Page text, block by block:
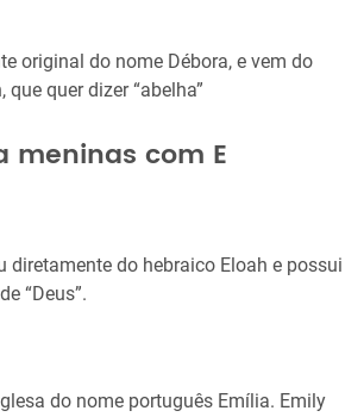
original do nome Débora, e vem do
que quer dizer “abelha”
meninas com E
diretamente do hebraico Eloah e possui
“Deus”.
do nome português Emília. Emily